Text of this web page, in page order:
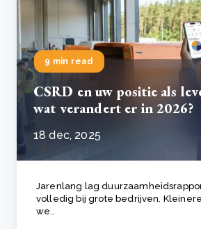
9 min read
CSRD en uw positie als
wat verandert er in 2026?
18 dec, 2025
Jarenlang lag
volledig bij grote bedrijven.
we..